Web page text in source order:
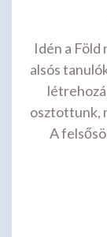
Idén a Föld
alsós
osztottunk,
A